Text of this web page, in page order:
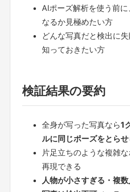
AIポーズ解析を使う前
なるか見極めたい方
どんな写真だと検出に
知っておきたい方
検証結果の要約
全身が写った写真なら1
ルに同じポーズをとら
片足立ちのような複雑
再現できる
人物が小さすぎる・複